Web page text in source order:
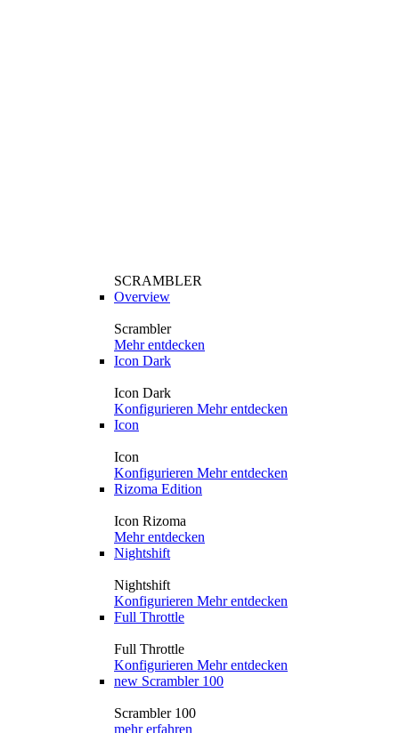
SCRAMBLER
Overview
Scrambler
Mehr entdecken
Icon Dark
Icon Dark
Konfigurieren Mehr entdecken
Icon
Icon
Konfigurieren Mehr entdecken
Rizoma Edition
Icon Rizoma
Mehr entdecken
Nightshift
Nightshift
Konfigurieren Mehr entdecken
Full Throttle
Full Throttle
Konfigurieren Mehr entdecken
new Scrambler 100
Scrambler 100
mehr erfahren